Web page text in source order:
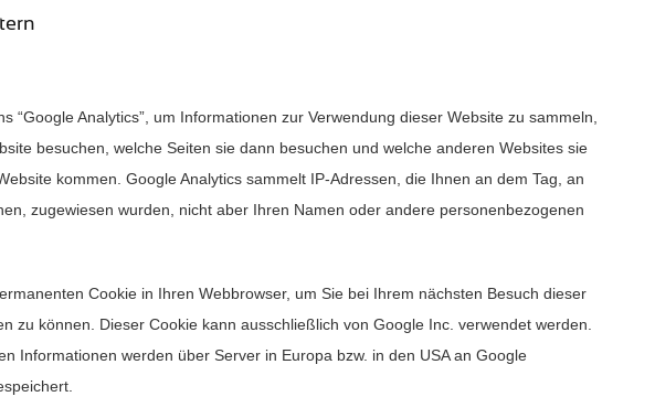
“Google Analytics”, um Informationen zur Verwendung dieser Website zu sammeln,
besuchen, welche Seiten sie dann besuchen und welche anderen Websites sie
kommen. Google Analytics sammelt IP-Adressen, die Ihnen an dem Tag, an
zugewiesen wurden, nicht aber Ihren Namen oder andere personenbezogenen
Cookie in Ihren Webbrowser, um Sie bei Ihrem nächsten Besuch dieser
zu können. Dieser Cookie kann ausschließlich von Google Inc. verwendet werden.
Informationen werden über Server in Europa bzw. in den USA an Google